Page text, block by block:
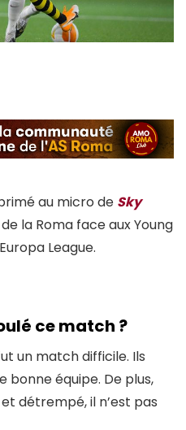
au micro de Sky
la Roma face aux Young
League.
ce match ?
un match difficile. Ils
bonne équipe. De plus,
détrempé, il n’est pas